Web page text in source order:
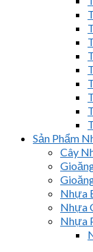
Sản Phẩm
Cây
Nhựa
Nhựa
Nhựa